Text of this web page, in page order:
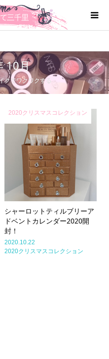
10月
クでワクワクする
2020クリスマスコレクション
シャーロットティルブリーア
ドベントカレンダー2020開
封！
2020.10.22
2020クリスマスコレクション